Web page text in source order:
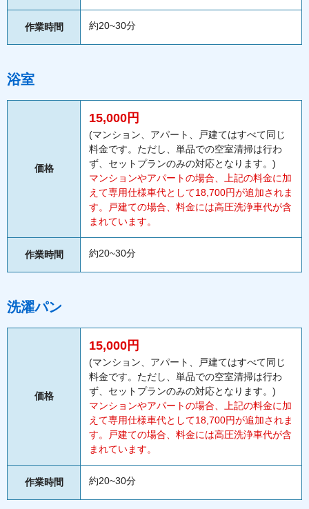
作業時間 約20~30分
浴室
価格
15,000円
(マンション、アパート、戸建てはすべて同じ
料金です。ただし、単品での空室清掃は行わ
ず、セットプランのみの対応となります。)
マンションやアパートの場合、上記の料金に加
えて専用仕様車代として18,700円が追加されま
す。戸建ての場合、料金には高圧洗浄車代が含
まれています。
作業時間 約20~30分
洗濯パン
価格
15,000円
(マンション、アパート、戸建てはすべて同じ
料金です。ただし、単品での空室清掃は行わ
ず、セットプランのみの対応となります。)
マンションやアパートの場合、上記の料金に加
えて専用仕様車代として18,700円が追加されま
す。戸建ての場合、料金には高圧洗浄車代が含
まれています。
作業時間 約20~30分